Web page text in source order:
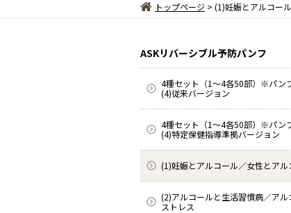
トップページ > (1)妊娠とアルコー
ASKリバーシブル予防パンフ
4種セット（1～4各50部）※パン
(4)従来バージョン
4種セット（1～4各50部）※パン
(4)特定保健指導準拠バージョン
(1)妊娠とアルコール／女性とアル
(2)アルコールと生活習慣病／アル
ストレス